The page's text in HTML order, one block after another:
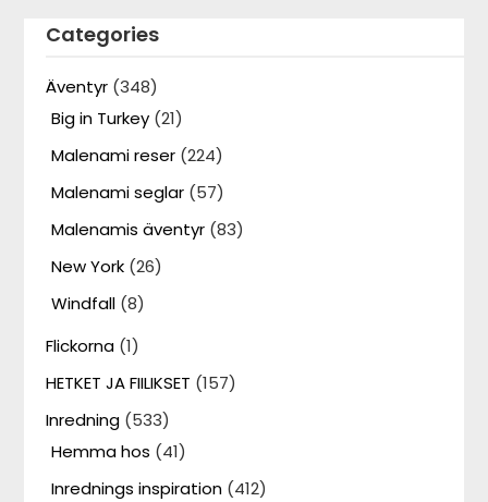
Categories
Äventyr (348)
Big in Turkey (21)
Malenami reser (224)
Malenami seglar (57)
Malenamis äventyr (83)
New York (26)
Windfall (8)
Flickorna (1)
HETKET JA FIILIKSET (157)
Inredning (533)
Hemma hos (41)
Inrednings inspiration (412)